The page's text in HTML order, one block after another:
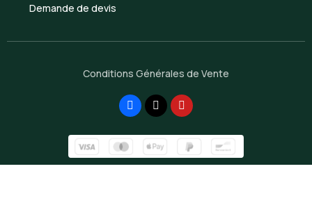
Demande de devis
Conditions Générales de Vente